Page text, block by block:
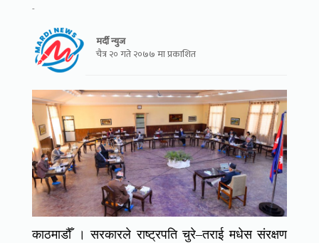
-
मर्दी न्युज
चैत्र २० गते २०७७ मा प्रकाशित
काठमाडौँ । सरकारले राष्ट्रपति चुरे–तराई मधेस संरक्षण